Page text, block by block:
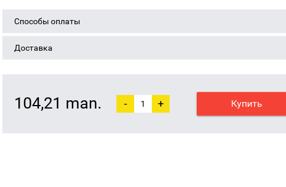
Способы оплаты
Доставка
104,21 man. - + Купить